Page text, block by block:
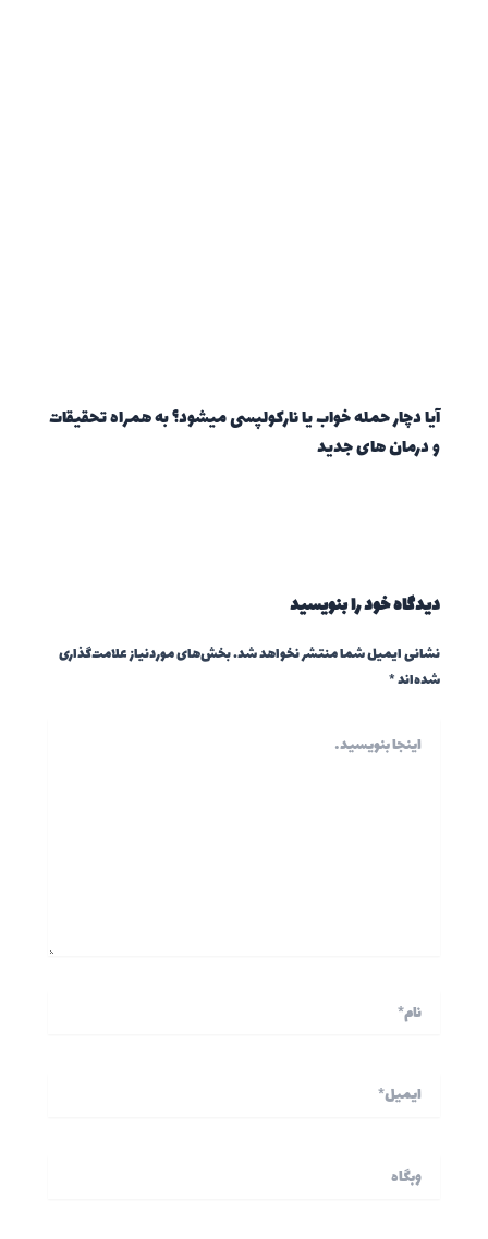
آیا دچار حمله خواب یا نارکولپسی میشود؟ به همراه تحقیقات
و درمان های جدید
دیدگاه‌ خود را بنویسید
نشانی ایمیل شما منتشر نخواهد شد.بخش‌های موردنیاز علامت‌گذاری
شده‌اند*
بنویسید…
ایمیل*